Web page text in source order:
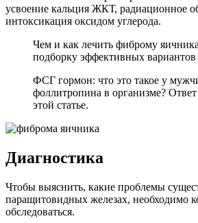
усвоение кальция ЖКТ, радиационное
интоксикация оксидом углерода.
Чем и как лечить фиброму
подборку эффективных вариантов
ФСГ гормон: что это такое у
фоллитропина в организме?
этой статье.
Диагностика
Чтобы выяснить, какие проблемы
паращитовидных железах, необходимо
обследоваться.